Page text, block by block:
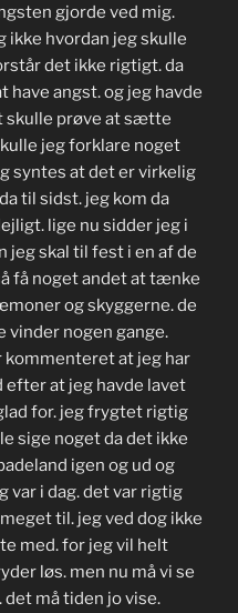
gjorde ved mig.
ikke hvordan jeg skulle
det ikke rigtigt. da
have angst. og jeg havde
skulle prøve at sætte
jeg forklare noget
syntes at det er virkelig
til sidst. jeg kom da
lige nu sidder jeg i
jeg skal til fest i en af de
få noget andet at tænke
og skyggerne. de
vinder nogen gange.
kommenteret at jeg har
efter at jeg havde lavet
for. jeg frygtet rigtig
sige noget da det ikke
igen og ud og
var i dag. det var rigtig
til. jeg ved dog ikke
med. for jeg vil helt
løs. men nu må vi se
det må tiden jo vise.